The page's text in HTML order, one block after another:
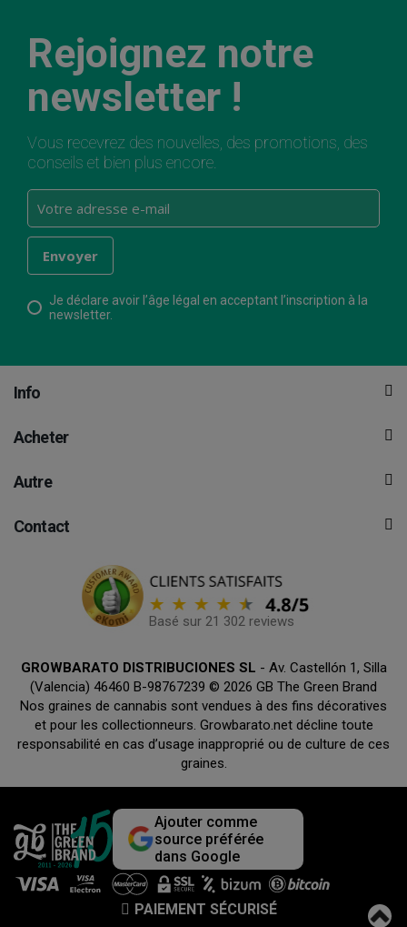
Rejoignez notre
newsletter !
Vous recevrez des nouvelles, des promotions, des
conseils et bien plus encore.
Je déclare avoir l’âge légal en acceptant l’inscription à la
newsletter.
Info
Acheter
Autre
Contact
Basé sur 21 302 reviews
GROWBARATO DISTRIBUCIONES SL - Av. Castellón 1, Silla
(Valencia) 46460 B-98767239 © 2026 GB The Green Brand
Nos graines de cannabis sont vendues à des fins décoratives
et pour les collectionneurs. Growbarato.net décline toute
responsabilité en cas d’usage inapproprié ou de culture de ces
graines.
Ajouter comme
source préférée
dans Google
PAIEMENT SÉCURISÉ